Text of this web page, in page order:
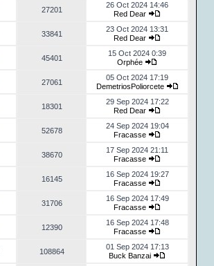
27201
26 Oct 2024 14:46
Red Dear
33841
23 Oct 2024 13:31
Red Dear
45401
15 Oct 2024 0:39
Orphée
27061
05 Oct 2024 17:19
DemetriosPoliorcete
18301
29 Sep 2024 17:22
Red Dear
52678
24 Sep 2024 19:04
Fracasse
38670
17 Sep 2024 21:11
Fracasse
16145
16 Sep 2024 19:27
Fracasse
31706
16 Sep 2024 17:49
Fracasse
12390
16 Sep 2024 17:48
Fracasse
108864
01 Sep 2024 17:13
Buck Banzai